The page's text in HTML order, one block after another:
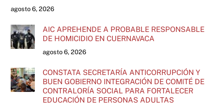
agosto 6, 2026
AIC APREHENDE A PROBABLE RESPONSABLE
DE HOMICIDIO EN CUERNAVACA
agosto 6, 2026
CONSTATA SECRETARÍA ANTICORRUPCIÓN Y
BUEN GOBIERNO INTEGRACIÓN DE COMITÉ DE
CONTRALORÍA SOCIAL PARA FORTALECER
EDUCACIÓN DE PERSONAS ADULTAS